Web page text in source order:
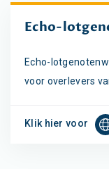
Echo-
Echo-
voor overlevers
Klik hier voor